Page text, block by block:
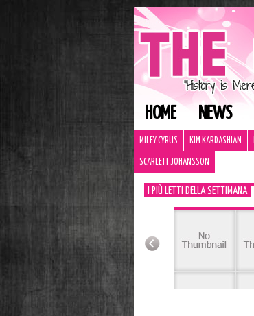
HOME NEWS
MILEY CYRUS KIM KARDASHIAN
SCARLETT JOHANSSON
I PIÙ LETTI DELLA SETTIMANA